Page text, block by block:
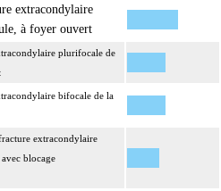
extracondylaire
à foyer ouvert
plurifocale de
bifocale de la
extracondylaire
blocage